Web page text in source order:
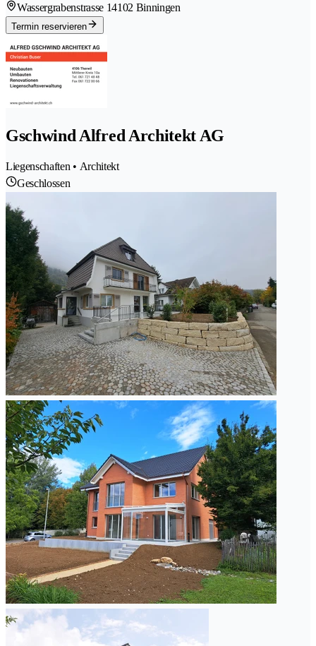
Wassergrabenstrasse 14102 Binningen
Termin reservieren
Gschwind Alfred Architekt AG
Liegenschaften • Architekt
Geschlossen